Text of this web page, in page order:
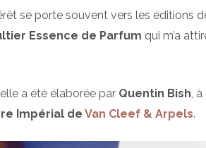
se porte souvent vers les éditions
Essence de Parfum qui m’a
a été élaborée par Quentin Bish ,
Impérial de Van Cleef & Arpels.